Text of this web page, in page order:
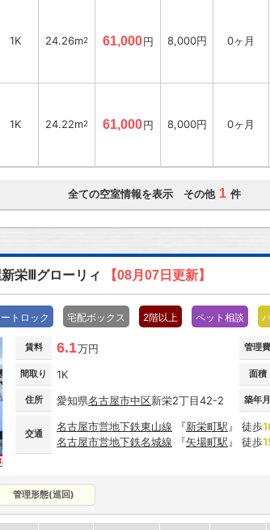
1K 24.26m2 61,000円 8,000円 0ヶ月
1K 24.22m2 61,000円 8,000円 0ヶ月
全ての空室情報を表示 その他 1 件
栄Ⅲグローリィ 【08月07日更新】
トロック 宅配ボックス 2階以上 ペット相談
賃料 6.1万円 管理費
間取り 1K 面積
住所 愛知県名古屋市中区新栄2丁目42-2 築年月
交通
名古屋市営地下鉄東山線 『新栄町駅 』 徒歩
名古屋市営地下鉄名城線 『矢場町駅 』 徒歩
管理形態(巡回)